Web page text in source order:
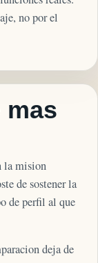
no por el
mas
la mision
de sostener la
de perfil al que
deja de